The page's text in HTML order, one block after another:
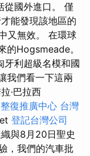
從國外進口。 僅
能發現該地區的
又無效。 在環球
的Hogsmeade。
牙利超級名模和國
我們看一下這兩
·巴拉西
復推廣中心 台灣
登記台灣公司
與8月20日聖史
，我們的汽車批